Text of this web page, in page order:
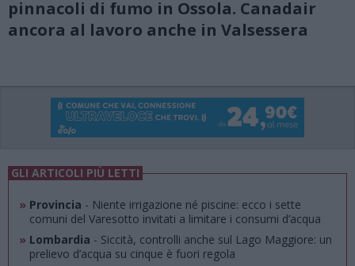
pinnacoli di fumo in Ossola. Canadair
ancora al lavoro anche in Valsessera
GLI ARTICOLI PIÙ LETTI
» Provincia - Niente irrigazione né piscine: ecco i sette
comuni del Varesotto invitati a limitare i consumi d’acqua
» Lombardia - Siccità, controlli anche sul Lago Maggiore: un
prelievo d’acqua su cinque è fuori regola